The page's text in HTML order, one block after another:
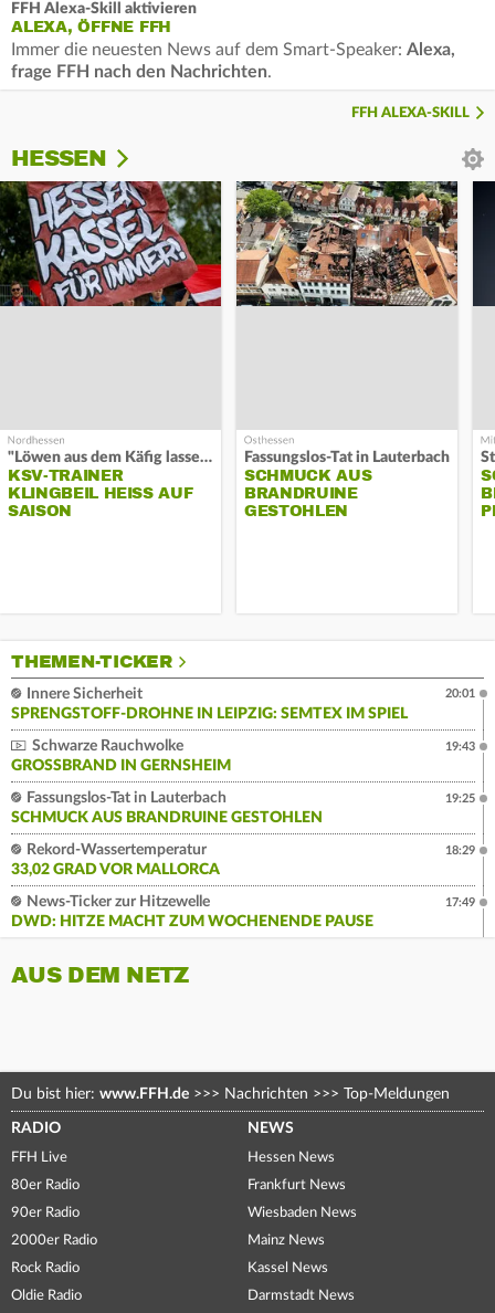
FFH Alexa-Skill aktivieren
ALEXA, ÖFFNE FFH
Immer die neuesten News auf dem Smart-Speaker: Alexa,
frage FFH nach den Nachrichten.
FFH ALEXA-SKILL
HESSEN
"Löwen aus dem Käfig lassen"
KSV-TRAINER
KLINGBEIL HEISS AUF S
AISON
Fassungslos-Tat in Lauterbach
SCHMUCK AUS
BRANDRUINE
GESTOHLEN
THEMEN-TICKER
Innere Sicherheit
SPRENGSTOFF-DROHNE IN LEIPZIG: SEMTEX IM SPIEL
20:01
Schwarze Rauchwolke
GROSSBRAND IN GERNSHEIM
19:43
Fassungslos-Tat in Lauterbach
SCHMUCK AUS BRANDRUINE GESTOHLEN
19:25
Rekord-Wassertemperatur
33,02 GRAD VOR MALLORCA
18:29
News-Ticker zur Hitzewelle
DWD: HITZE MACHT ZUM WOCHENENDE PAUSE
17:49
AUS DEM NETZ
Du bist hier: www.FFH.de >>> Nachrichten >>> Top-Meldungen
RADIO
FFH Live
80er Radio
90er Radio
2000er Radio
Rock Radio
Oldie Radio
NEWS
Hessen News
Frankfurt News
Wiesbaden News
Mainz News
Kassel News
Darmstadt News